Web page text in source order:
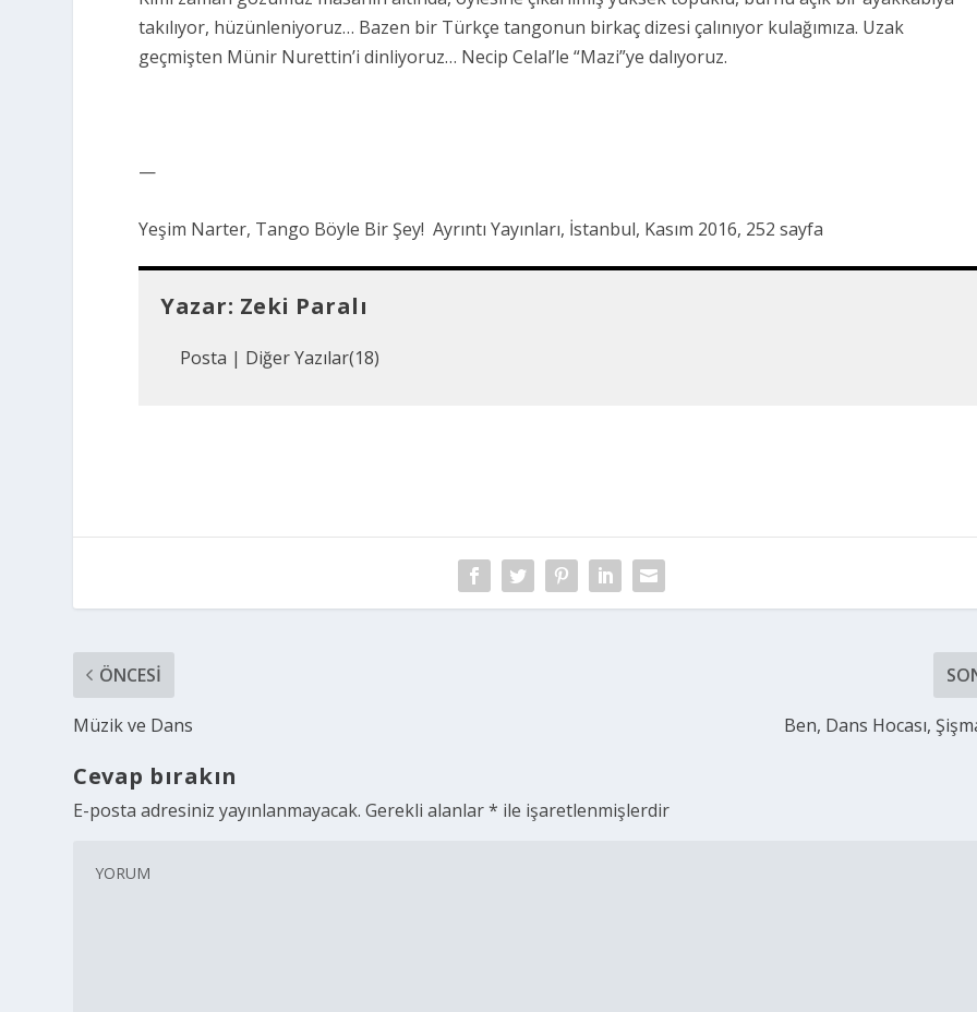
takılıyor, hüzünleniyoruz… Bazen bir Türkçe tangonun birkaç dizesi çalınıyor kulağımıza. Uzak
geçmişten Münir Nurettin’i dinliyoruz… Necip Celal’le “Mazi”ye dalıyoruz.
—
Yeşim Narter, Tango Böyle Bir Şey!Ayrıntı Yayınları, İstanbul, Kasım 2016, 252 sayfa
Yazar: Zeki Paralı
Posta | Diğer Yazılar(18)
ÖNCESI
Müzik ve Dans Ben, Dans Hocası,
Cevap bırakın
E-posta adresiniz yayınlanmayacak. Gerekli alanlar* ile işaretlenmişlerdir